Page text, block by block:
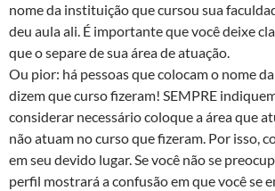
nome da instituição que cursou sua
deu aula ali. É importante que você deixe
que o separe de sua área de atuação.
Ou pior: há pessoas que colocam o nome
dizem que curso fizeram! SEMPRE
considerar necessário coloque a área que
não atuam no curso que fizeram. Por isso,
em seu devido lugar. Se você não se
perfil mostrará a confusão em que você se